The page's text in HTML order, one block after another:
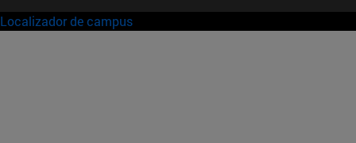
Localizador de campus